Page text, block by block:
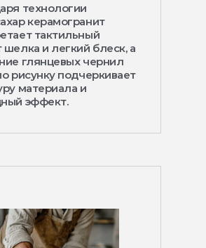
технологии
керамогранит
тактильный
и легкий блеск, а
глянцевых чернил
рисунку подчеркивает
материала и
эффект.